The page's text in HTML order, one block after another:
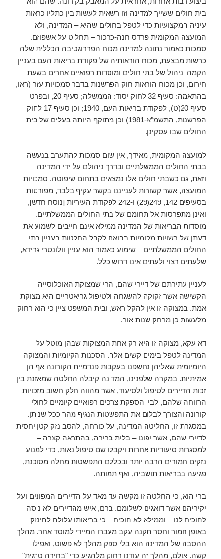
בית חולים ששייך למדינה וזו רשאית לעשות בין כתליו כראות
עיניה המקצועיות כדי לטפל בחולים שהיא – המדינה, ולא
המועצה המקומית פרדס חנה-כרכור – תחליט על אשפוזם.
סמכות כאמור נתונה למדינה מכוח הפררוגטיבה הכללית שלה
כרשות מבצעת, מכוח הוראותיה של פקודת בריאות העם בעניין
הקמה וניהול של בתי חולים ומוסדות רפואיים אחרים בשעת
חירום, וכן מכוח הוראות חוק הפרשנות בדבר סמכויות עזר (ראו,
בהתאמה: סעיף 32 לחוק יסוד: הממשלה; סעיף 20, ובפרט
סעיף 20(ט), לפקודת בריאות העם, 1940; וכן סעיף 17 לחוק
הפרשנות, התשמ"א-1981) וכן מתוקף היותה בעלים של בית
החולים שבו עסקינן.
למועצה המקומית, מאידך, אין שום סמכות להתערב בנעשה
בבתי החולים הממשלתיים ובדרך ניהולם על ידי המדינה –
וזאת, גם כשבתי חולים אלו נמצאים בתחום שיפוטה. סמכויות
המועצה, אשר קשורות לענייננו בקשר עקיף בלבד, מפורטות
בסעיפים 142, 249(29) ו-242 לפקודת העיריות [נוסח חדש],
ואינן מתפרסות אל תחומם של בתי החולים הממשלתיים.
מוסדות הבריאות של המדינה ממילא אינם חייבים לשמוע את
דעתן של רשויות מקומיות בבואם לקבל החלטות בעניין בתי
החולים הממשלתיים – שימוע כאמור הוא עניין וולונטרי גרידא,
שלעתים רצוי ולעתים אינו דרוש כלל.
לעניין עתירתם של דיירי שהם, הרי שמצוקת האוכלוסייה
הקשישה אשר זקוקה להשגחה ולטיפול גריאטריים היא מצוקת
אמת. במצוקה זו אין להקל ראש, ובית המשפט ציין כי הוא רחוק
מלעשות כן מרחק שנות אור.
דא עקא, מצוקה זו היא רק אחת המצוקות שבהן מוטל על
המדינה לטפל בימים קשים אלה. הסכנות הקיומיות והמצוקה
היומיומית שאליהן נחשפנו בעקבות פנדמיית הקורונה אף הן
אמיתיות. במקרה שלפנינו, המדינה קיבלה החלטה שמאזנת בין
זכות הדיירים לטיפול ולסיעוד, אשר מהווה חלק חשוב מזכויות
הרווחה שלהם, לבין הספקת צרכים רפואיים קיומיים לחולי
קורונה והצורך לבלום את התפשטות הנגיף מהר ככל שניתן.
במסגרת זו, החליטה המדינה, על כורחה, להסב נזק קטן יחסית
לדיירי שהם, אשר יפונו – בלית ברירה, בהתראה קצרה –
למסגרות סיעודיות אחרות ויקבלו שם טיפול נאות, כדי למנוע
נזקים חמורים הרבה יותר ובכללם התפשטות מחלה מסוכנת,
פגיעה בבריאות תושביה, ואף תמותה.
ברי הוא, כי החלטה זו מקשה עד מאד על הדיירים המפונים ועל
יקיריהם אשר דואגים לשלומם. ברם, איש מהדיירים לא ניסה
להוכיח לנו – וממילא לא הוכיח – כי בריאותו עלולה להינזק
באופן חמור וחסר תקנה עקב מעברו המיידי למוסד אחר. מהלך
ההסבה של המדינה הוא בלי ספק מהלך לא פשוט, ואפילו
קשה. אולם, מהלך זה עודנו רחוק מלהגיע כדי "בחירה טרגית"